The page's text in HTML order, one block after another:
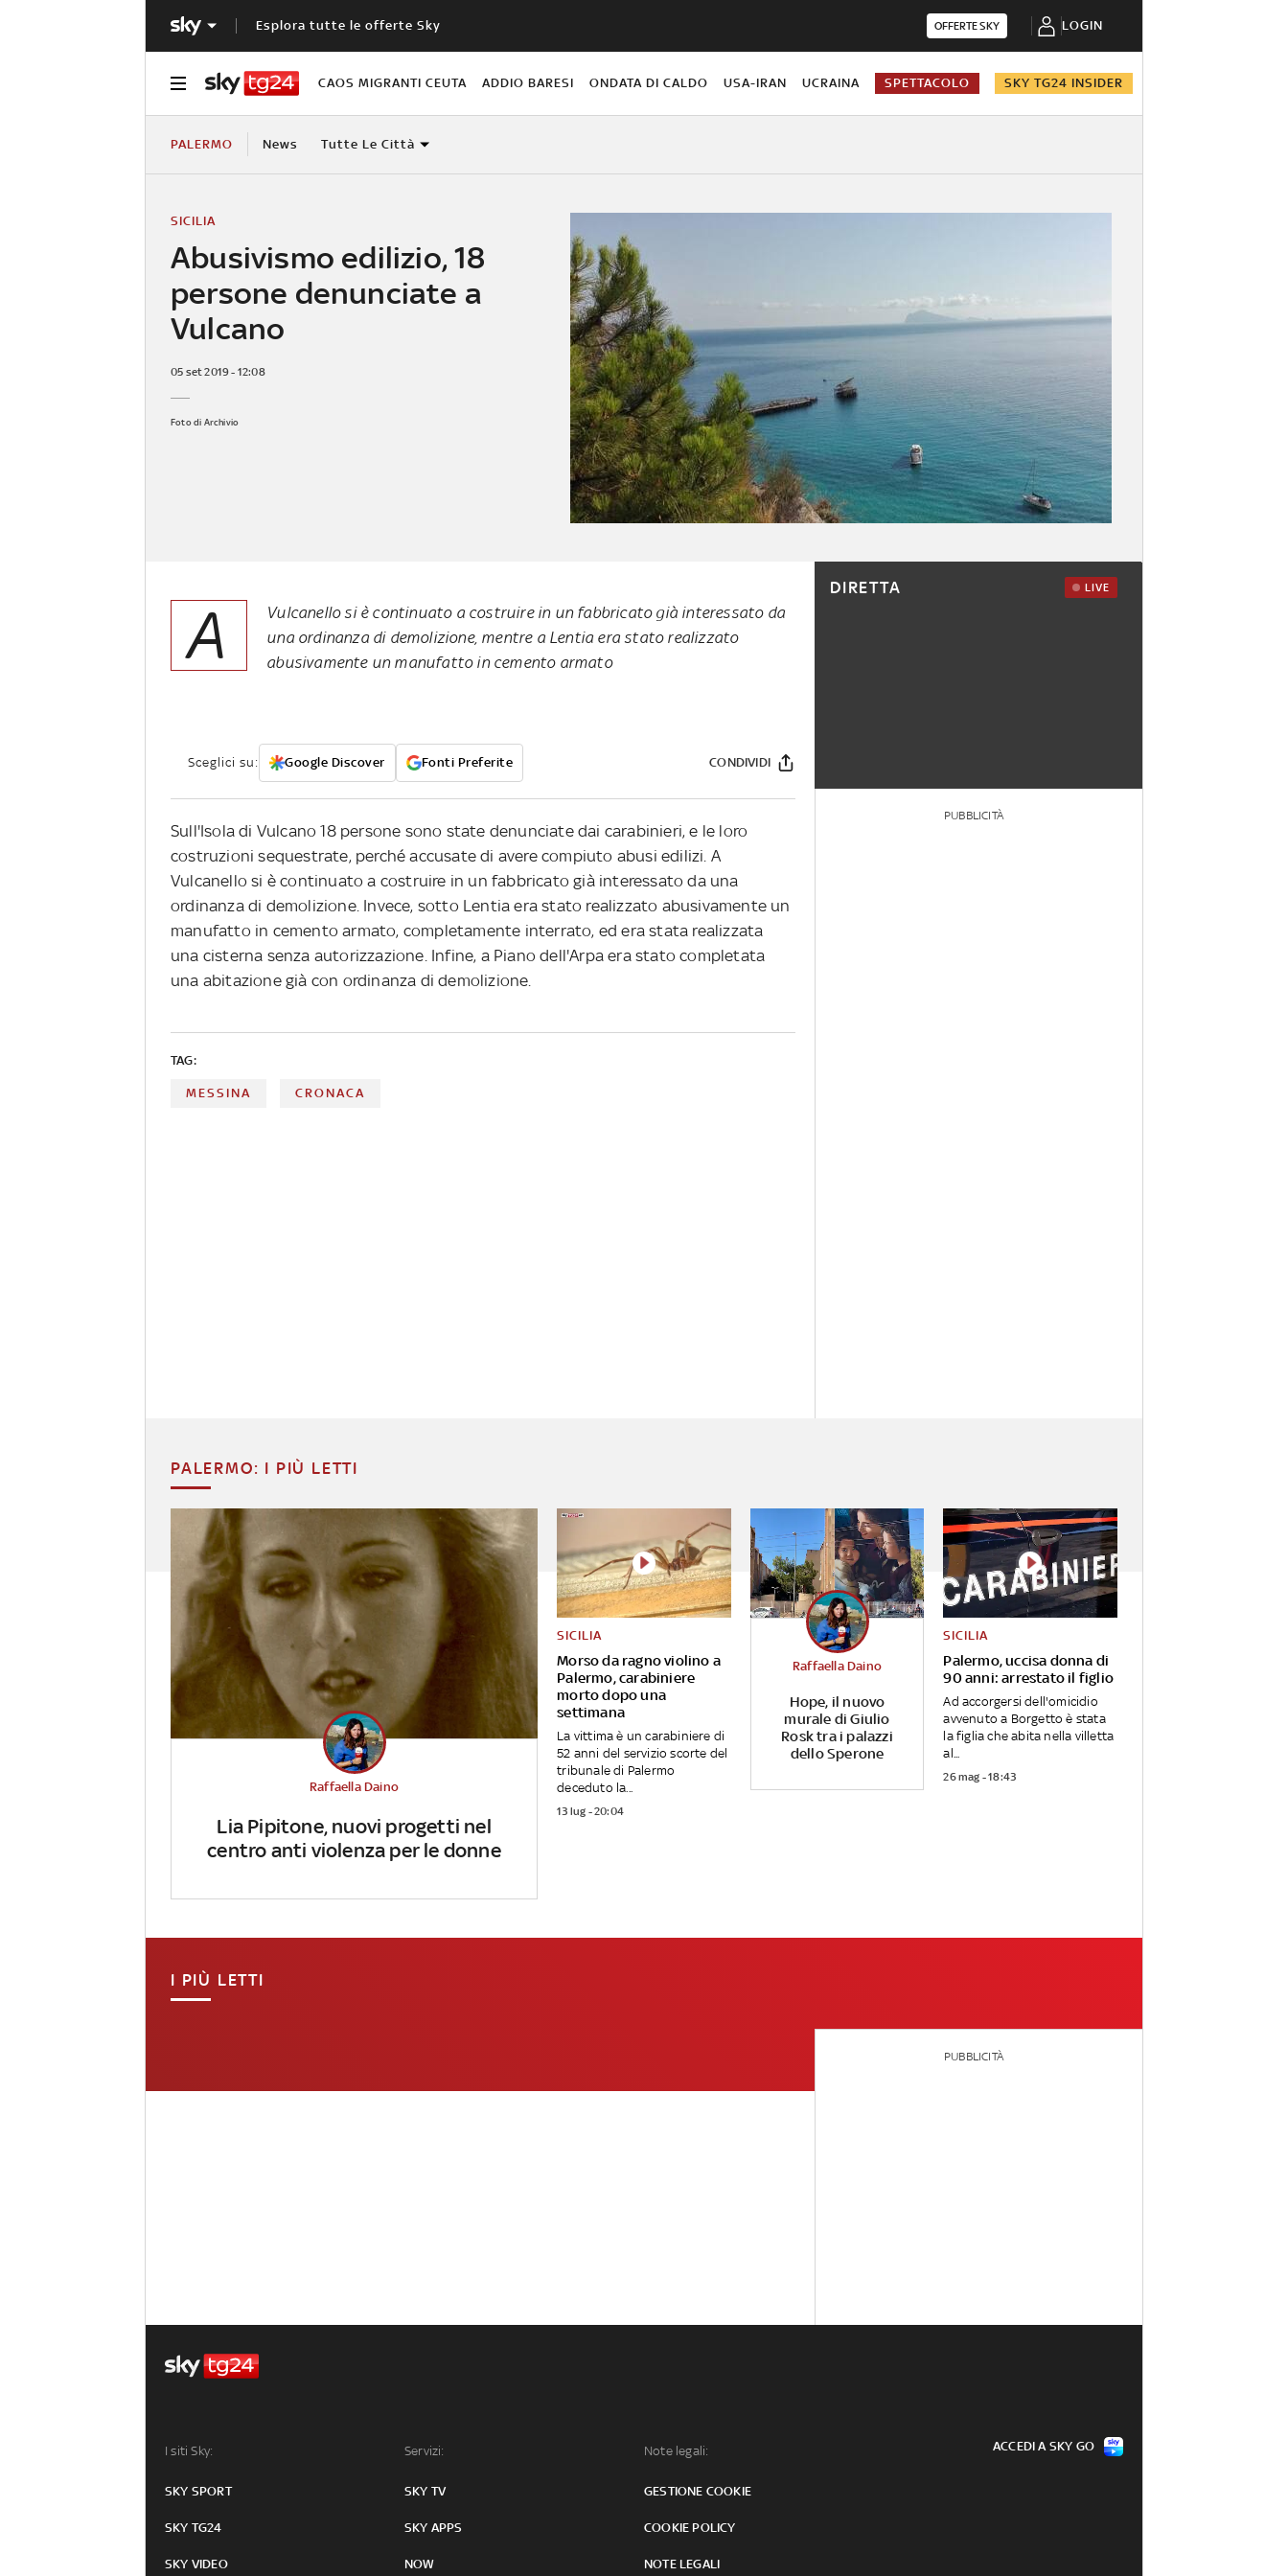
Esplora tutte le offerte Sky OFFERTE SKY LOGIN
CAOS MIGRANTI CEUTA ADDIO BARESI ONDATA DI CALDO USA-IRAN UCRAINA SPETTACOLO SKY TG24 INSIDER
PALERMO News Tutte Le Città
Abusivismo edilizio, 18
persone denunciate a
Vulcano
SICILIA
05 set 2019 - 12:08
Foto di Archivio
A
Vulcanello si è continuato a costruire in un fabbricato già interessato da
una ordinanza di demolizione, mentre a Lentia era stato realizzato
abusivamente un manufatto in cemento armato
Sceglici su: Google Discover Fonti Preferite CONDIVIDI
Sull'Isola di Vulcano 18 persone sono state denunciate dai carabinieri, e le loro
costruzioni sequestrate, perché accusate di avere compiuto abusi edilizi. A
Vulcanello si è continuato a costruire in un fabbricato già interessato da una
ordinanza di demolizione. Invece, sotto Lentia era stato realizzato abusivamente un
manufatto in cemento armato, completamente interrato, ed era stata realizzata
una cisterna senza autorizzazione. Infine, a Piano dell'Arpa era stato completata
una abitazione già con ordinanza di demolizione.
TAG:
MESSINA CRONACA
DIRETTA LIVE
PUBBLICITÀ
PALERMO: I PIÙ LETTI
Lia Pipitone, nuovi progetti nel
centro anti violenza per le donne
Raffaella Daino
Morso da ragno violino a
Palermo, carabiniere
morto dopo una
settimana
SICILIA
La vittima è un carabiniere di
52 anni del servizio scorte del
tribunale di Palermo
deceduto la...
13 lug - 20:04
Hope, il nuovo
murale di Giulio
Rosk tra i palazzi
dello Sperone
Raffaella Daino
Palermo, uccisa donna di
90 anni: arrestato il figlio
SICILIA
Ad accorgersi dell'omicidio
avvenuto a Borgetto è stata
la figlia che abita nella villetta
al...
26 mag - 18:43
I PIÙ LETTI
PUBBLICITÀ
I siti Sky:
SKY SPORT
SKY TG24
SKY VIDEO
Servizi:
SKY TV
SKY APPS
NOW
Note legali:
GESTIONE COOKIE
COOKIE POLICY
NOTE LEGALI
ACCEDI A SKY GO